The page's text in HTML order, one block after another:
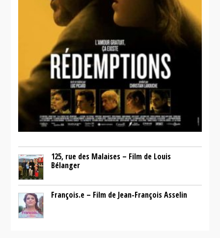
125, rue des Malaises – Film de Louis
Bélanger
François.e – Film de Jean-François Asselin